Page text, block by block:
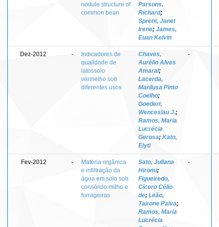
nodule structure of
common bean
Parsons,
Richard;
Sprent, Janet
Irene; James,
Euan Kelvin
Dez-2012 -
Indicadores de
qualidade de
latossolo
vermelho sob
diferentes usos
Chaves,
Aurélio Alves
Amaral;
Lacerda,
Marilusa Pinto
Coelho;
Goedert,
Wenceslau J.;
Ramos, Maria
Lucrécia
Gerosa; Kato,
Eiyti
-
Fev-2012 -
Matéria orgânica
e infiltração da
água em solo sob
consórcio milho e
forrageiras
Sato, Juliana
Hiromi;
Figueiredo,
Cícero Célio
de; Leão,
Tairone Paiva;
Ramos, Maria
Lucrécia
-